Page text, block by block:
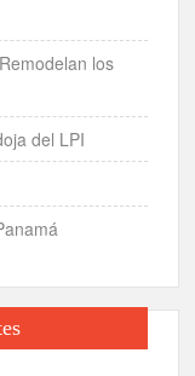
los
del LPI